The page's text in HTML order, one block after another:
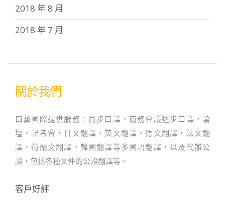
2018 年 8 月
2018 年 7 月
關於我們
口藝國際提供服務：同步口譯，商務會議逐步口譯，論
壇，記者會，日文翻譯，英文翻譯，德文翻譯，法文翻
譯，荷蘭文翻譯，韓國翻譯等多國語翻譯，以及代辦公
證，包括各種文件的公證翻譯等。
客戶好評